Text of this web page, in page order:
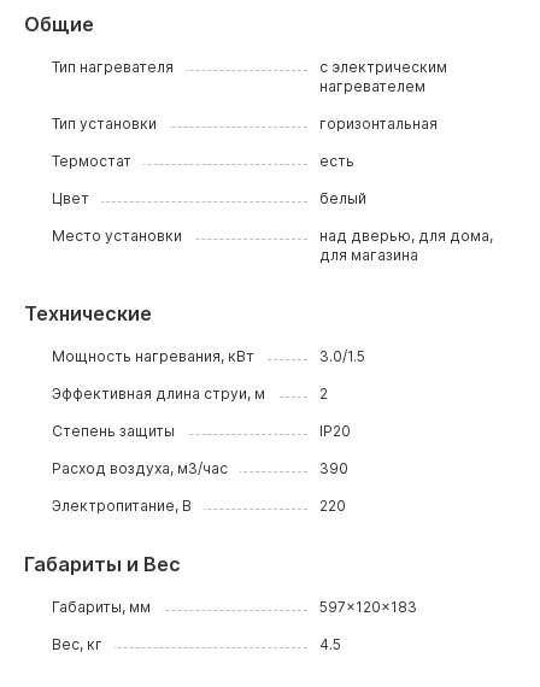
Общие
Тип нагревателя
с электрическим
нагревателем
Тип установки горизонтальная
Термостат есть
Цвет белый
Место установки
над дверью, для дома,
для магазина
Технические
Мощность нагревания, кВт 3.0/1.5
Эффективная длина струи, м 2
Степень защиты IP20
Расход воздуха, м3/час 390
Электропитание, В 220
Габариты и Вес
Габариты, мм 597x120x183
Вес, кг 4.5